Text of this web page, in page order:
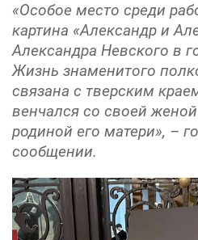
«Особое место среди
картина «Александр и
Александра Невского в
Жизнь знаменитого
связана с тверским
венчался со своей
родиной его матери», –
сообщении.